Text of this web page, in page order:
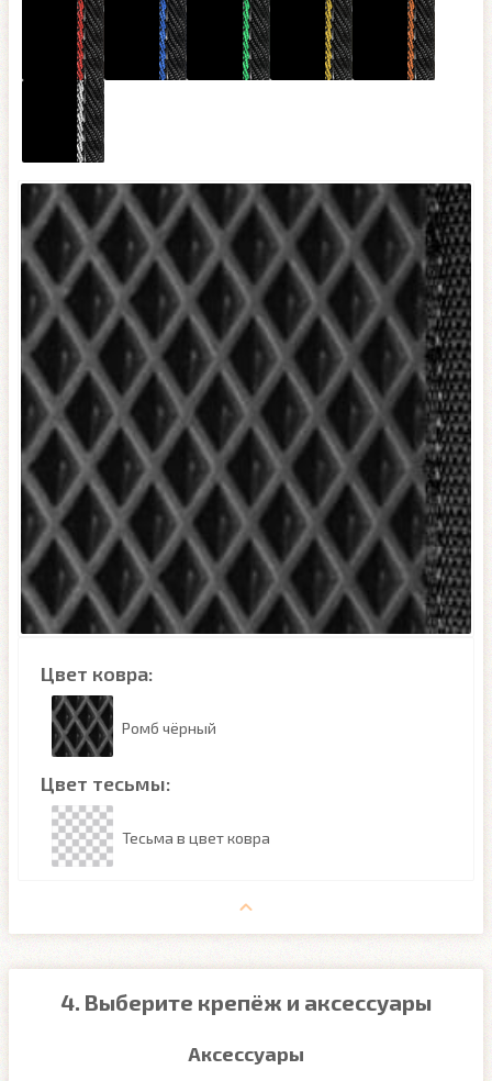
Цвет ковра:
Ромб чёрный
Цвет тесьмы:
Тесьма в цвет ковра
4. Выберите крепёж и аксессуары
Аксессуары